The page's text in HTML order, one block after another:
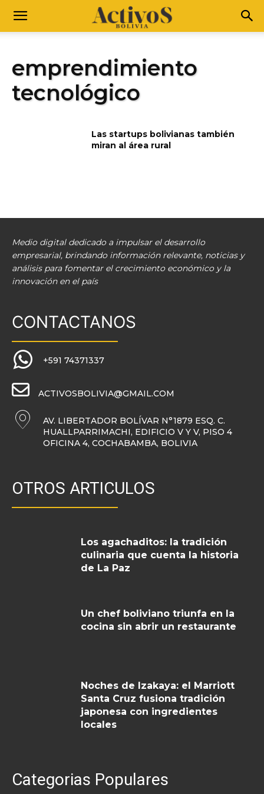
emprendimiento
tecnológico
Las startups bolivianas también
miran al área rural
Medio digital dedicado a impulsar el desarrollo
empresarial, brindando información relevante, noticias y
análisis para fomentar el crecimiento económico y la
innovación en el país
CONTACTANOS
+591 74371337
ACTIVOSBOLIVIA@GMAIL.COM
AV. LIBERTADOR BOLÍVAR N°1879 ESQ. C.
HUALLPARRIMACHI, EDIFICIO V Y V, PISO 4
OFICINA 4, COCHABAMBA, BOLIVIA
OTROS ARTICULOS
Los agachaditos: la tradición
culinaria que cuenta la historia
de La Paz
Un chef boliviano triunfa en la
cocina sin abrir un restaurante
Noches de Izakaya: el Marriott
Santa Cruz fusiona tradición
japonesa con ingredientes
locales
Categorias Populares